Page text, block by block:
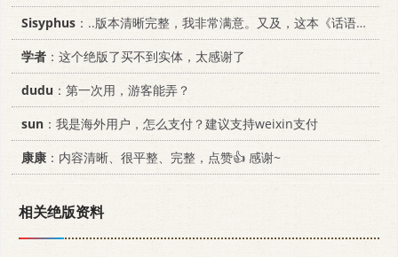
Sisyphus ：..版本清晰完整，我非常满意。又及，这本《话语的真相》...
学者 ：这个绝版了买不到实体，太感谢了
dudu ：第一次用，游客能弄？
sun ：我是海外用户，怎么支付？建议支持weixin支付
康康 ：内容清晰、很平整、完整，点赞👍 感谢~
相关绝版资料